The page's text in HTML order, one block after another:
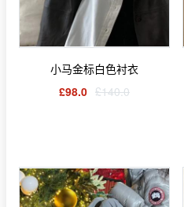
小马金标白色衬衣
£98.0 £140.0